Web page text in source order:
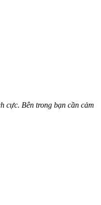
cực. Bên trong bạn cần cảm